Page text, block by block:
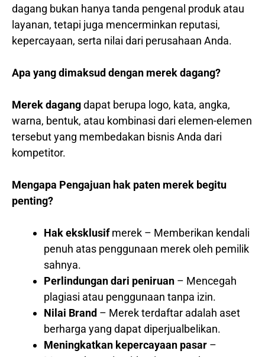
dagang bukan hanya tanda pengenal produk atau
layanan, tetapi juga mencerminkan reputasi,
kepercayaan, serta nilai dari perusahaan Anda.
Apa yang dimaksud dengan merek dagang?
Merek dagangdapat berupa logo, kata, angka,
warna, bentuk, atau kombinasi dari elemen-elemen
tersebut yang membedakan bisnis Anda dari
kompetitor.
Mengapa Pengajuan hak paten merek begitu
penting?
Hak eksklusifmerek – Memberikan kendali
penuh atas penggunaan merek oleh pemilik
sahnya.
Perlindungan dari peniruan – Mencegah
plagiasi atau penggunaan tanpa izin.
Nilai Brand – Merek terdaftar adalah aset
berharga yang dapat diperjualbelikan.
Meningkatkan kepercayaan pasar –